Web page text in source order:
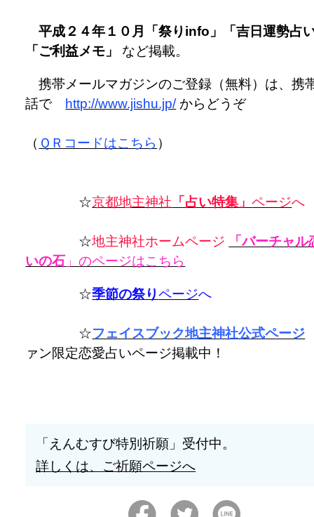
平成２４年１０月「祭りinfo」「吉日運勢占
「ご利益メモ」
など掲載。
携帯メールマガジンのご登録（無料）は、携
話で http://www.jishu.jp/からどうぞ
（ ＱＲコードはこちら ）
☆京都地主神社 「占い特集」ページへ
☆地主神社ホームページ
「バーチャル
いの石 」のページはこちら
☆季節の祭りページへ
☆フェイスブック地主神社公式ページ
ァン限定恋愛占いページ掲載中！
「えんむすび特別祈願」受付中。
詳しくは、ご祈願ページへ